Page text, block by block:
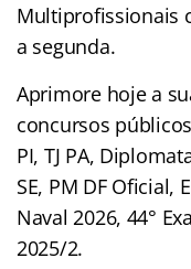
Multiprofissionais
a segunda.
Aprimore hoje a
concursos públicos
PI, TJ PA,
SE, PM DF Oficial,
Naval 2026, 44°
2025/2.